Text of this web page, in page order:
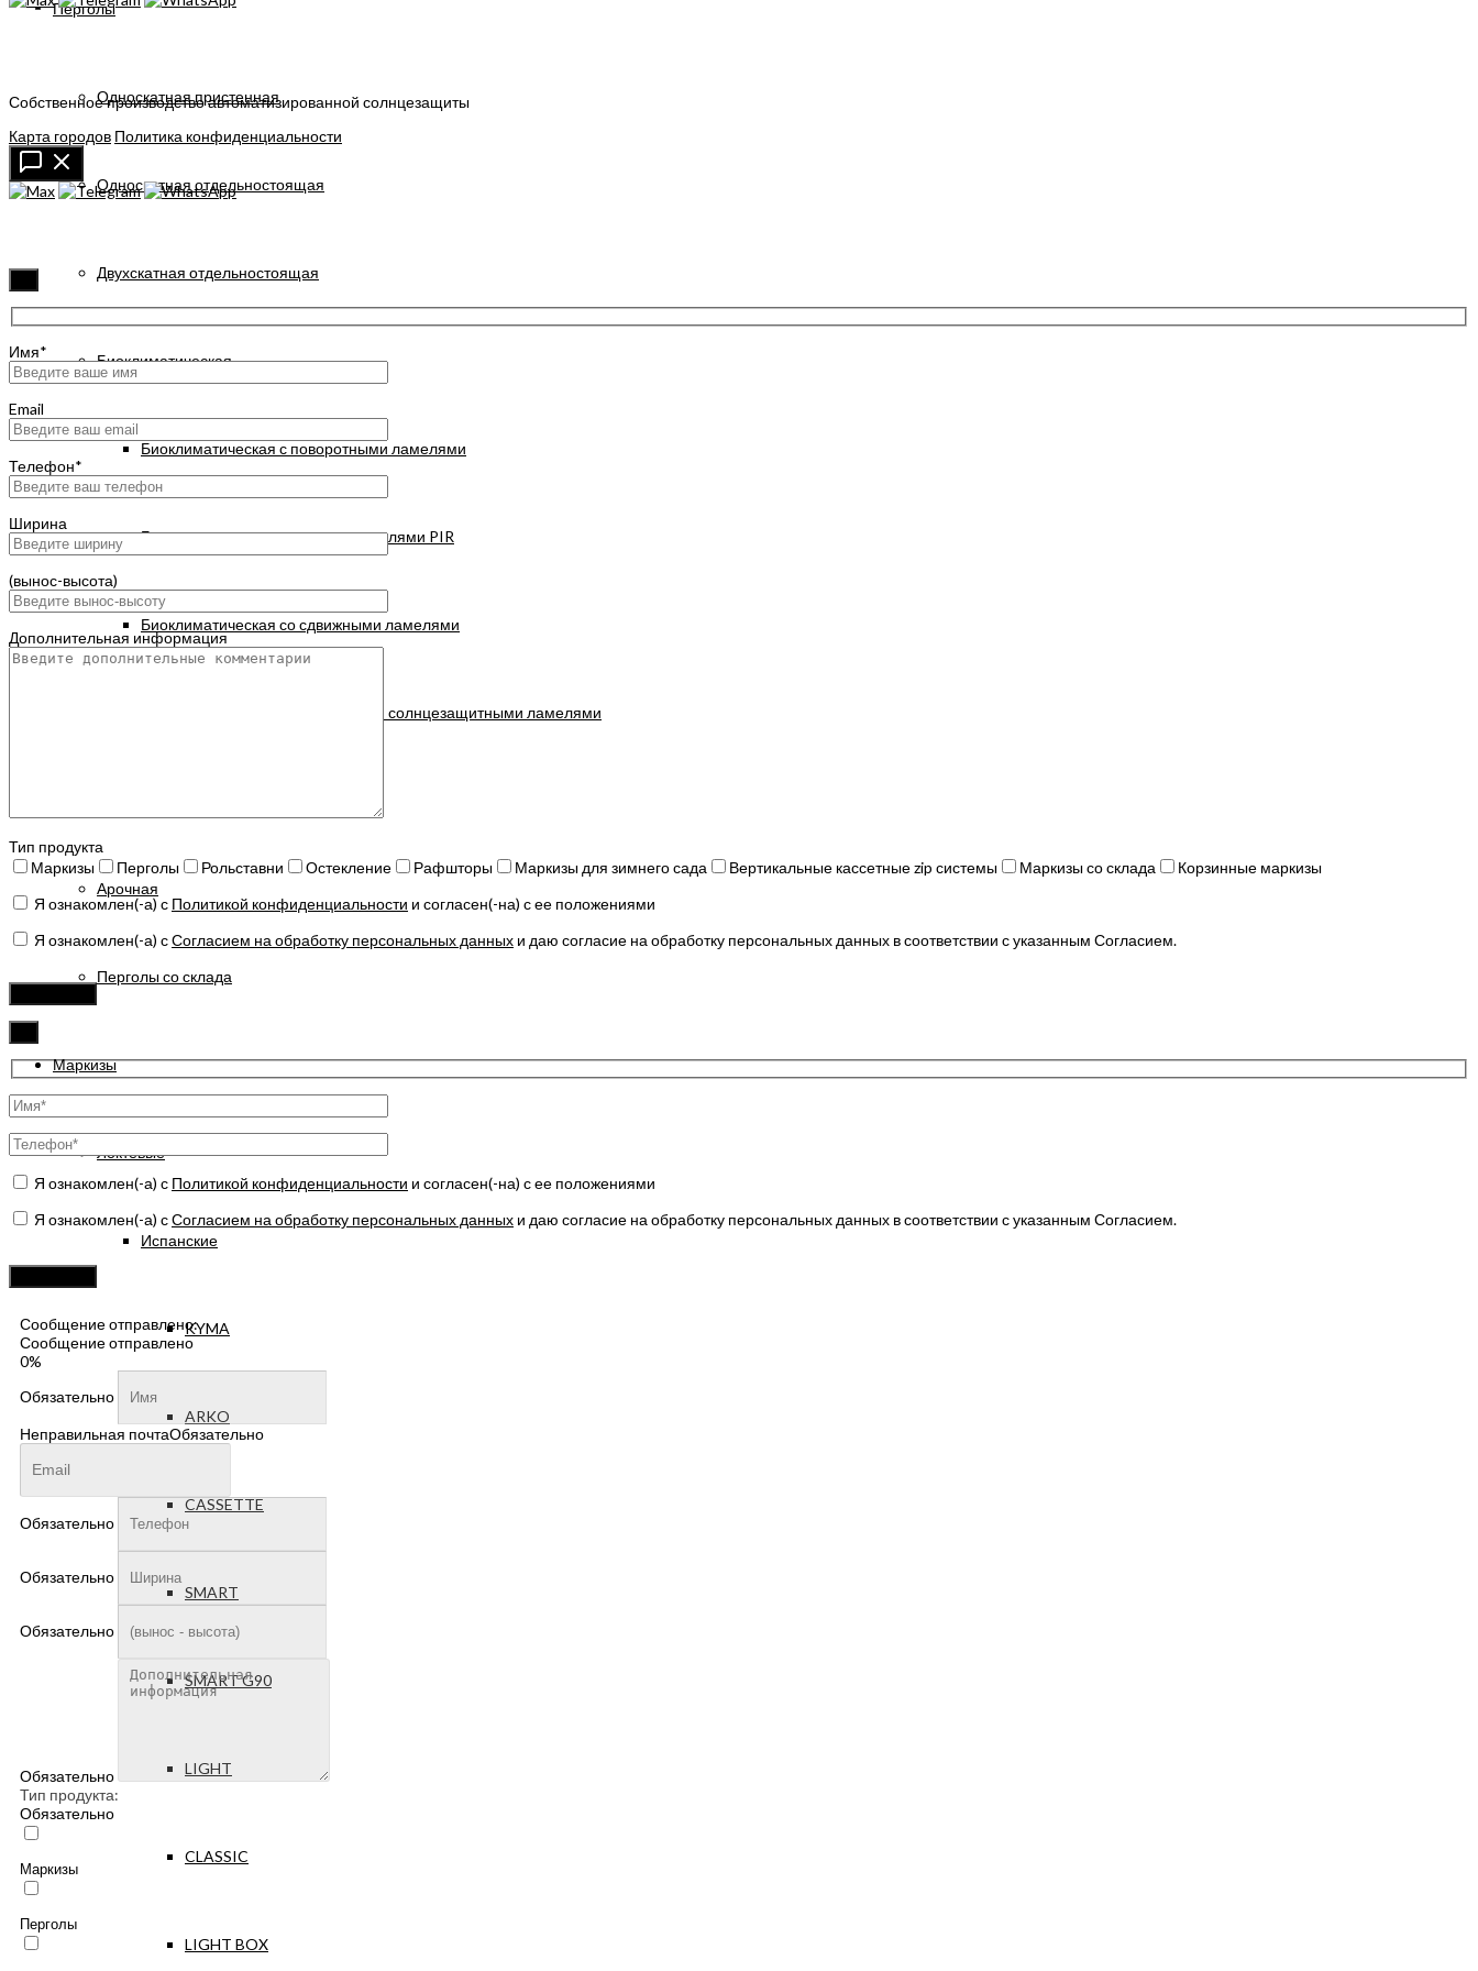
Перголы
Односкатная пристенная
Односкатная отдельностоящая
Двухскатная отдельностоящая
Биоклиматическая
Биоклиматическая с поворотными ламелями
Биоклиматическая с сэндвич-панелями PIR
Биоклиматическая со сдвижными ламелями
Биоклиматическая со статичными солнцезащитными ламелями
Арочная
Перголы со склада
Маркизы
Локтевые
Испанские
KYMA
ARKO
CASSETTE
SMART
SMART G90
LIGHT
CLASSIC
LIGHT BOX
Собственное производство автоматизированной солнцезащиты
Карта городов Политика конфиденциальности
Имя*
Email
Телефон*
Ширина
(вынос-высота)
Дополнительная информация
Тип продукта
Маркизы
Перголы Рольставни Остекление Рафшторы Маркизы для зимнего сада Вертикальные кассетные zip системы Маркизы со склада
Корзинные маркизы
Я ознакомлен(-а) с Политикой конфиденциальности и согласен(-на) с ее положениями
Я ознакомлен(-а) сСогласием на обработку персональных данных и даю согласие на обработку персональных данных в соответствии с указанным Согласием.
Я ознакомлен(-а) с Политикой конфиденциальности и согласен(-на) с ее положениями
Я ознакомлен(-а) сСогласием на обработку персональных данных и даю согласие на обработку персональных данных в соответствии с указанным Согласием.
это
поле
Сообщение отправлено:
Сообщение отправлено
0%
Обязательно
Неправильная почтаОбязательно
Обязательно
Обязательно
Обязательно
Обязательно
Тип продукта:
Обязательно
Маркизы
Перголы